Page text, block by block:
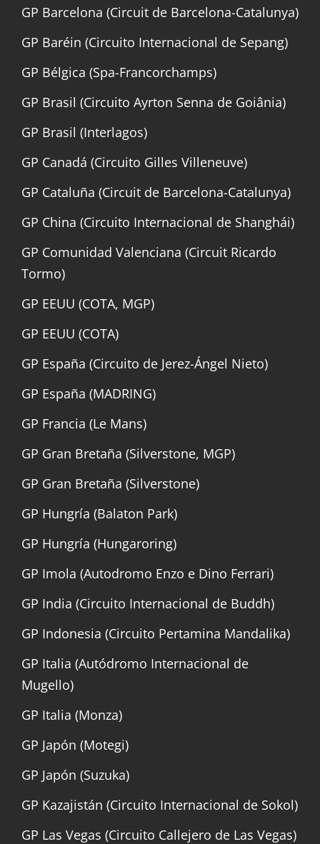
GP Barcelona (Circuit de Barcelona-Catalunya)
GP Baréin (Circuito Internacional de Sepang)
GP Bélgica (Spa-Francorchamps)
GP Brasil (Circuito Ayrton Senna de Goiânia)
GP Brasil (Interlagos)
GP Canadá (Circuito Gilles Villeneuve)
GP Cataluña (Circuit de Barcelona-Catalunya)
GP China (Circuito Internacional de Shanghái)
GP Comunidad Valenciana (Circuit Ricardo
Tormo)
GP EEUU (COTA, MGP)
GP EEUU (COTA)
GP España (Circuito de Jerez-Ángel Nieto)
GP España (MADRING)
GP Francia (Le Mans)
GP Gran Bretaña (Silverstone, MGP)
GP Gran Bretaña (Silverstone)
GP Hungría (Balaton Park)
GP Hungría (Hungaroring)
GP Imola (Autodromo Enzo e Dino Ferrari)
GP India (Circuito Internacional de Buddh)
GP Indonesia (Circuito Pertamina Mandalika)
GP Italia (Autódromo Internacional de
Mugello)
GP Italia (Monza)
GP Japón (Motegi)
GP Japón (Suzuka)
GP Kazajistán (Circuito Internacional de Sokol)
GP Las Vegas (Circuito Callejero de Las Vegas)